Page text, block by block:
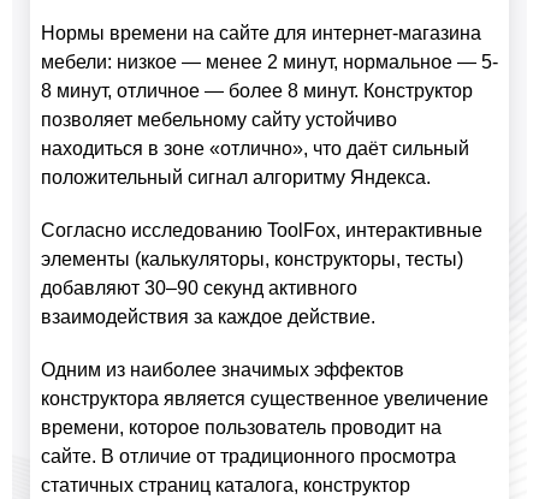
Нормы времени на сайте для интернет-магазина
мебели: низкое — менее 2 минут, нормальное — 5-
8 минут, отличное — более 8 минут. Конструктор
позволяет мебельному сайту устойчиво
находиться в зоне «отлично», что даёт сильный
положительный сигнал алгоритму Яндекса.
Согласно исследованию ToolFox, интерактивные
элементы (калькуляторы, конструкторы, тесты)
добавляют 30–90 секунд активного
взаимодействия за каждое действие.
Одним из наиболее значимых эффектов
конструктора является существенное увеличение
времени, которое пользователь проводит на
сайте. В отличие от традиционного просмотра
статичных страниц каталога, конструктор